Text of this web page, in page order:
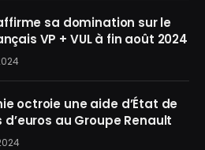
sa domination sur le
VP + VUL à fin août 2024
octroie une aide d’État de
d’euros au Groupe Renault